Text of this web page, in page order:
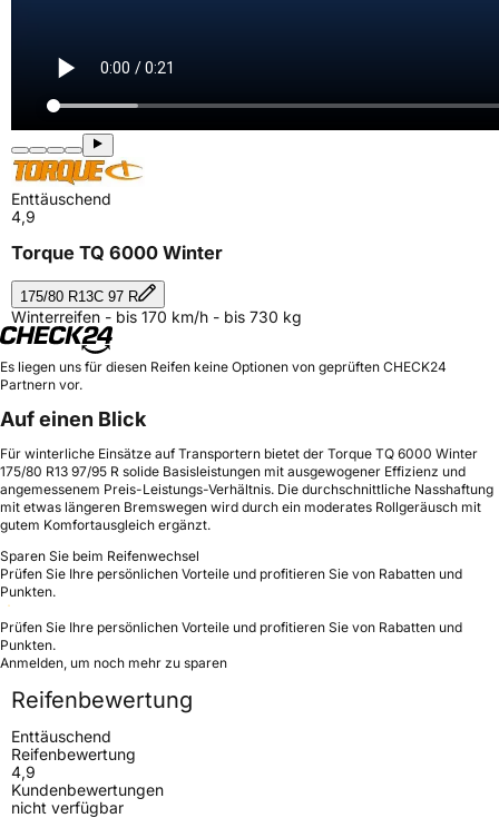
Enttäuschend
4,9
Torque TQ 6000 Winter
175/80 R13C 97 R
Winterreifen - bis 170 km/h - bis 730 kg
Es liegen uns für diesen Reifen keine Optionen von geprüften CHECK24
Partnern vor.
Auf einen Blick
Für winterliche Einsätze auf Transportern bietet der Torque TQ 6000 Winter
175/80 R13 97/95 R solide Basisleistungen mit ausgewogener Effizienz und
angemessenem Preis-Leistungs-Verhältnis. Die durchschnittliche Nasshaftung
mit etwas längeren Bremswegen wird durch ein moderates Rollgeräusch mit
gutem Komfortausgleich ergänzt.
Sparen Sie beim Reifenwechsel
Prüfen Sie Ihre persönlichen Vorteile und profitieren Sie von Rabatten und
Punkten.
Prüfen Sie Ihre persönlichen Vorteile und profitieren Sie von Rabatten und
Punkten.
Anmelden, um noch mehr zu sparen
Reifenbewertung
Enttäuschend
Reifenbewertung
4,9
Kundenbewertungen
nicht verfügbar